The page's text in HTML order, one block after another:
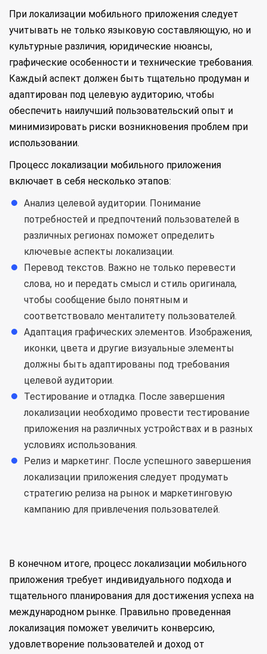
При локализации мобильного приложения следует
учитывать не только языковую составляющую, но и
культурные различия, юридические нюансы,
графические особенности и технические требования.
Каждый аспект должен быть тщательно продуман и
адаптирован под целевую аудиторию, чтобы
обеспечить наилучший пользовательский опыт и
минимизировать риски возникновения проблем при
использовании.
Процесс локализации мобильного приложения
включает в себя несколько этапов:
Анализ целевой аудитории. Понимание
потребностей и предпочтений пользователей в
различных регионах поможет определить
ключевые аспекты локализации.
Перевод текстов. Важно не только перевести
слова, но и передать смысл и стиль оригинала,
чтобы сообщение было понятным и
соответствовало менталитету пользователей.
Адаптация графических элементов. Изображения,
иконки, цвета и другие визуальные элементы
должны быть адаптированы под требования
целевой аудитории.
Тестирование и отладка. После завершения
локализации необходимо провести тестирование
приложения на различных устройствах и в разных
условиях использования.
Релиз и маркетинг. После успешного завершения
локализации приложения следует продумать
стратегию релиза на рынок и маркетинговую
кампанию для привлечения пользователей.
В конечном итоге, процесс локализации мобильного
приложения требует индивидуального подхода и
тщательного планирования для достижения успеха на
международном рынке. Правильно проведенная
локализация поможет увеличить конверсию,
удовлетворение пользователей и доход от